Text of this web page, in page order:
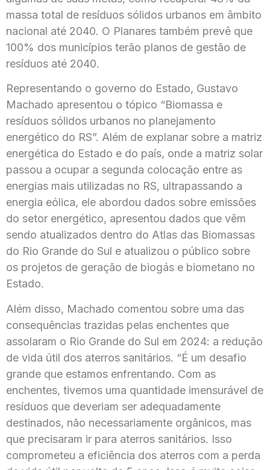
massa total de resíduos sólidos urbanos em âmbito
nacional até 2040. O Planares também prevê que
100% dos municípios terão planos de gestão de
resíduos até 2040.
Representando o governo do Estado, Gustavo
Machado apresentou o tópico “Biomassa e
resíduos sólidos urbanos no planejamento
energético do RS”. Além de explanar sobre a matriz
energética do Estado e do país, onde a matriz solar
passou a ocupar a segunda colocação entre as
energias mais utilizadas no RS, ultrapassando a
energia eólica, ele abordou dados sobre emissões
do setor energético, apresentou dados que vêm
sendo atualizados dentro do Atlas das Biomassas
do Rio Grande do Sul e atualizou o público sobre
os projetos de geração de biogás e biometano no
Estado.
Além disso, Machado comentou sobre uma das
consequências trazidas pelas enchentes que
assolaram o Rio Grande do Sul em 2024: a redução
de vida útil dos aterros sanitários. “É um desafio
grande que estamos enfrentando. Com as
enchentes, tivemos uma quantidade imensurável de
resíduos que deveriam ser adequadamente
destinados, não necessariamente orgânicos, mas
que precisaram ir para aterros sanitários. Isso
comprometeu a eficiência dos aterros com a perda